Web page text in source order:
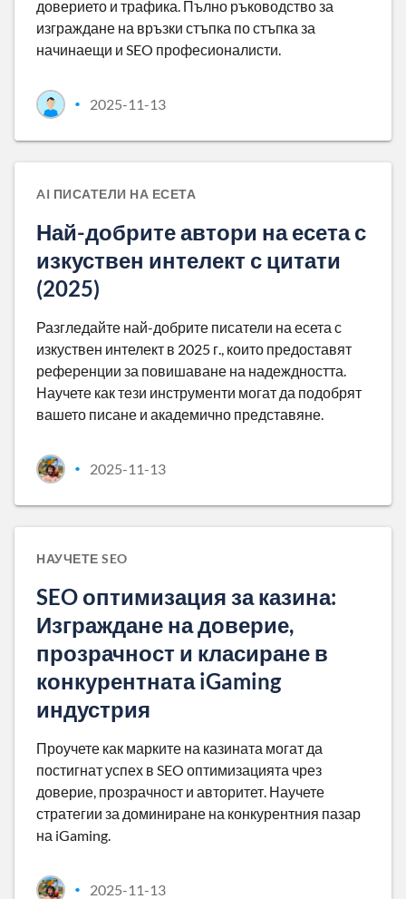
доверието и трафика. Пълно ръководство за
изграждане на връзки стъпка по стъпка за
начинаещи и SEO професионалисти.
• 2025-11-13
AI ПИСАТЕЛИ НА ЕСЕТА
Най-добрите автори на есета с
изкуствен интелект с цитати
(2025)
Разгледайте най-добрите писатели на есета с
изкуствен интелект в 2025 г., които предоставят
референции за повишаване на надеждността.
Научете как тези инструменти могат да подобрят
вашето писане и академично представяне.
• 2025-11-13
НАУЧЕТЕ SEO
SEO оптимизация за казина:
Изграждане на доверие,
прозрачност и класиране в
конкурентната iGaming
индустрия
Проучете как марките на казината могат да
постигнат успех в SEO оптимизацията чрез
доверие, прозрачност и авторитет. Научете
стратегии за доминиране на конкурентния пазар
на iGaming.
• 2025-11-13